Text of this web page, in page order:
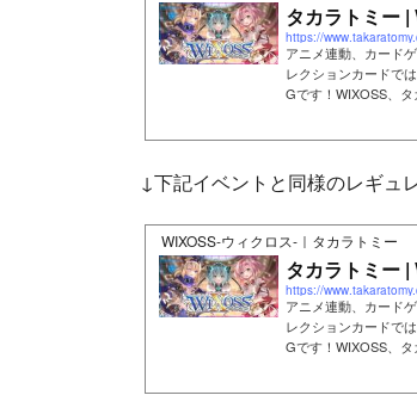
タカラトミー |
https://
アニメ連動、カード
レクションカードで
Gです！WIXOSS、タ
↓下記イベントと同様のレギュ
WIXOSS-ウィクロス-｜タカラトミー
タカラトミー |
https://
アニメ連動、カード
レクションカードで
Gです！WIXOSS、タ